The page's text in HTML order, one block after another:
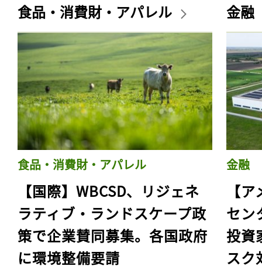
食品・消費財・アパレル
食品・消費財・アパレル
【国際】WBCSD、リジェネ
ラティブ・ランドスケープ政
策で企業賛同募集。各国政府
に環境整備要請
金融
金融
【
セン
投資
スク